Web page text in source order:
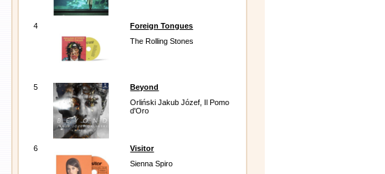
4
Foreign Tongues
The Rolling Stones
5
Beyond
Orliński Jakub Józef, Il Pomo
d'Oro
6
Visitor
Sienna Spiro